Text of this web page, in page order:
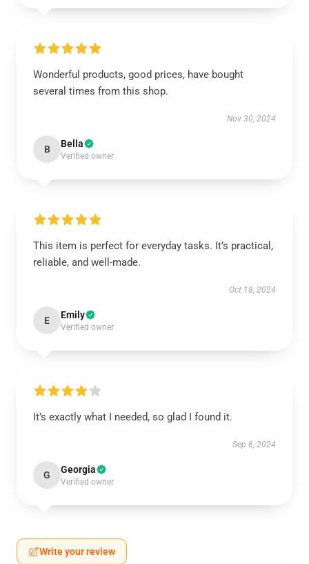
Wonderful products, good prices, have bought
several times from this shop.
Nov 30, 2024
B Bella
Verified owner
This item is perfect for everyday tasks. It’s practical,
reliable, and well-made.
Oct 18, 2024
E Emily
Verified owner
It’s exactly what I needed, so glad I found it.
Sep 6, 2024
G Georgia
Verified owner
Write your review